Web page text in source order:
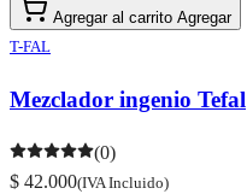
Agregar al carrito Agregar
T-FAL
Mezclador ingenio Tefal
(0)
$ 42.000(IVA Incluido)